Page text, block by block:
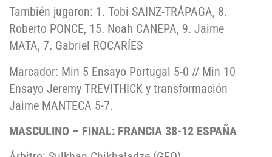
También jugaron: 1. Tobi SAINZ-TRÁPAGA, 8.
Roberto PONCE, 15. Noah CANEPA, 9. Jaime
MATA, 7. Gabriel ROCARÍES
Marcador: Min 5 Ensayo Portugal 5-0 // Min 10
Ensayo Jeremy TREVITHICK y transformación
Jaime MANTECA 5-7.
MASCULINO – FINAL: FRANCIA 38-12 ESPAÑA